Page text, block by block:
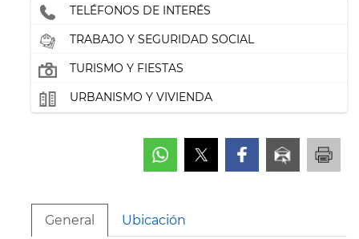
TELÉFONOS DE INTERÉS
TRABAJO Y SEGURIDAD SOCIAL
TURISMO Y FIESTAS
URBANISMO Y VIVIENDA
General Ubicación